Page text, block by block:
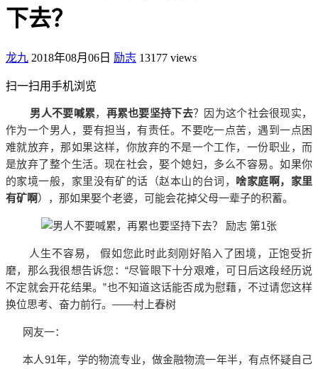
下去？
龙九 2018年08月06日 励志 13177 views
扫一扫用手机浏览
男人不要喊累， 再累也要坚持下去？因为这个社会很现实，
作为一个男人，要有担当，有责任。不要吃一点苦，遇到一点困
难就放弃，那如果这样，你放弃的不是一个工作，一份职业，而
是放弃了整个生活。现在社会，娶个媳妇，多么不容易。如果你
的家境一般，家里没有矿的话（赵本山的台词， 啥家庭啊，家里
有矿啊），那如果娶个老婆，可能会花掉父母一辈子的积蓄。
人生不容易， 假如您此时此刻刚好陷入了困境，正饱受折
磨，那么我很想告诉您：“尽管眼下十分艰难，可日后这段经历说
不定就会开花结果。”也不知道这话能否成为慰藉，不过请您这样
换位思考、奋力前行。——村上春树
网友一：
本人91年，学的物流专业，做金融物流一年半，有点怀疑自己